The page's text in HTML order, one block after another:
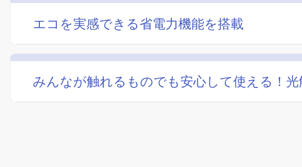
エコを実感できる省電力機能を搭載
みんなが触れるものでも安心して使える！